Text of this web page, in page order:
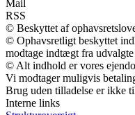
Mail
RSS
© Beskyttet af
© Ophavsretligt beskyttet
modtage indtægt fra
© Alt indhold er vores
Vi modtager muligvis
Brug uden tilladelse er ikke
Interne links